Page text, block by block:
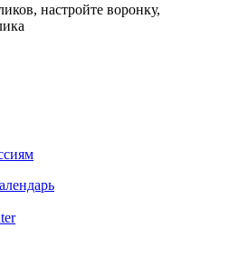
настройте воронку,